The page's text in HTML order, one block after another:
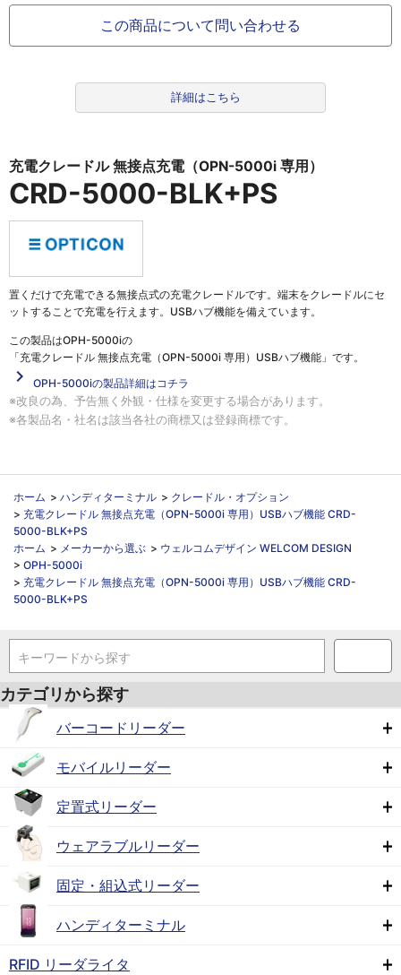
この商品について問い合わせる
詳細はこちら
充電クレードル 無接点充電（OPN-5000i 専用）
CRD-5000-BLK+PS
置くだけで充電できる無接点式の充電クレードルです。端末をクレードルにセ
ットすることで充電を行えます。USBハブ機能を備えています。
この製品はOPH-5000iの
「充電クレードル 無接点充電（OPN-5000i 専用）USBハブ機能」 です。
navigate_next
OPH-5000iの製品詳細はコチラ
※改良の為、予告無く外観・仕様を変更する場合があります。
※各製品名・社名は該当各社の商標又は登録商標です。
ホーム > ハンディターミナル > クレードル・オプション
> 充電クレードル 無接点充電（OPN-5000i 専用）USBハブ機能 CRD-
5000-BLK+PS
ホーム > メーカーから選ぶ > ウェルコムデザイン WELCOM DESIGN
> OPH-5000i
> 充電クレードル 無接点充電（OPN-5000i 専用）USBハブ機能 CRD-
5000-BLK+PS
キーワードから探す
カテゴリから探す
バーコードリーダー
モバイルリーダー
定置式リーダー
ウェアラブルリーダー
固定・組込式リーダー
ハンディターミナル
RFID リーダライタ